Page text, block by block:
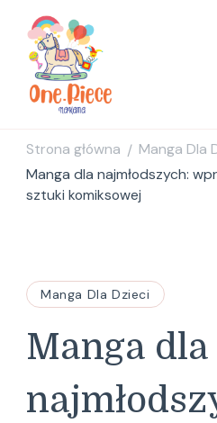
Strona główna / Manga Dla
Manga dla najmłodszych:
sztuki komiksowej
Manga Dla Dzieci
Manga dla